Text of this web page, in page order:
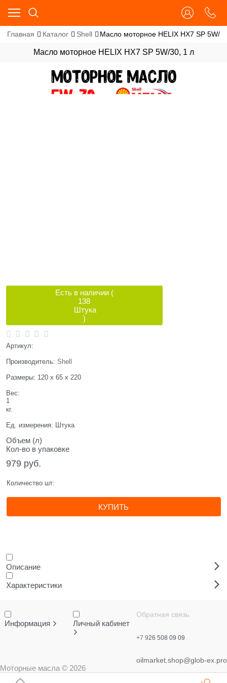
Главная Каталог Shell Масло моторное HELIX HX7 SP 5W/
Масло моторное HELIX HX7 SP 5W/30, 1 л
Есть в наличии (
138
Штука
)
Артикул:
Производитель: Shell
Размеры: 120 x 65 x 220
Вес:
1
кг.
Ед. измерения: Штука
Объем (л)
Кол-во в упаковке
979 руб.
Количество шт:
КУПИТЬ
Описание
Характеристики
Информация Личный кабинет
Обратная связь
+7 926 508 09 09
oilmarket.shop@glob-ex.pro
Моторные масла © 2026